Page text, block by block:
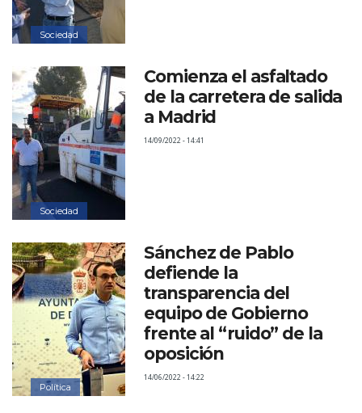
Sociedad
Sociedad
Comienza el asfaltado
de la carretera de salida
a Madrid
14/09/2022 - 14:41
Política
Sánchez de Pablo
defiende la
transparencia del
equipo de Gobierno
frente al “ruido” de la
oposición
14/06/2022 - 14:22